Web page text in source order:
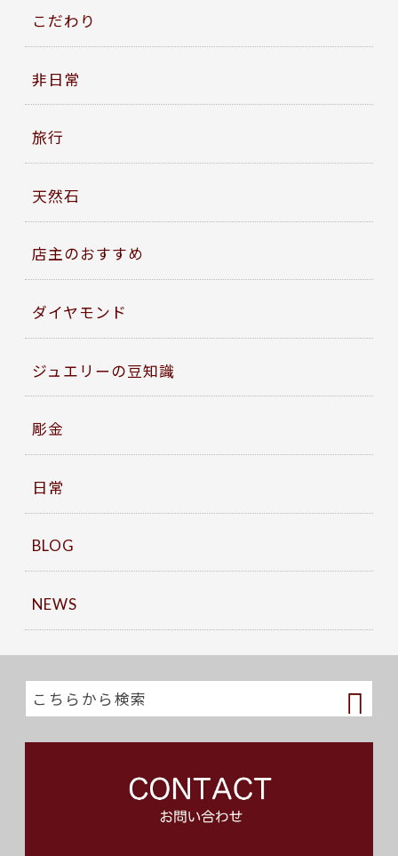
こだわり
非日常
旅行
天然石
店主のおすすめ
ダイヤモンド
ジュエリーの豆知識
彫金
日常
BLOG
NEWS